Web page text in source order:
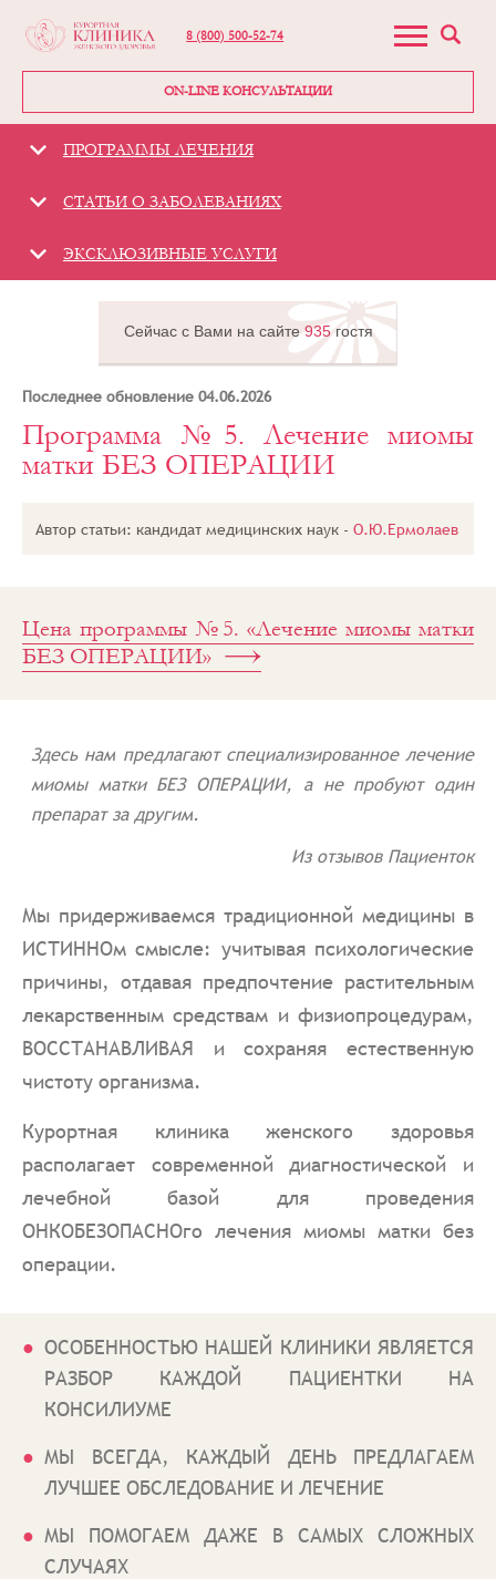
8 (800) 500-52-74
ON-LINE КОНСУЛЬТАЦИИ
ПРОГРАММЫ ЛЕЧЕНИЯ
СТАТЬИ О ЗАБОЛЕВАНИЯХ
ЭКСКЛЮЗИВНЫЕ УСЛУГИ
Сейчас с Вами на сайте935гостя
Последнее обновление 04.06.2026
Гинекологическая
клиника -
«Курортная
клиника женского
лечения
миомы
матки БЕЗ
ОПЕРАЦИИ
Программа №5. Лечение миомы
матки БЕЗ ОПЕРАЦИИ
Автор статьи: кандидат медицинских наук -О.Ю.Ермолаев
Цена программы №5. «Лечение миомы матки
БЕЗ ОПЕРАЦИИ»
Здесь нам предлагают специализированное лечение
миомы матки БЕЗ ОПЕРАЦИИ, а не пробуют один
препарат за другим.
Из отзывов Пациенток
Мы придерживаемся традиционной медицины в
ИСТИННОм смысле: учитывая психологические
причины, отдавая предпочтение растительным
лекарственным средствам и физиопроцедурам,
ВОССТАНАВЛИВАЯ и сохраняя естественную
чистоту организма.
Курортная клиника женского здоровья
располагает современной диагностической и
лечебной базой для проведения
ОНКОБЕЗОПАСНОго лечения миомы матки без
операции.
ОСОБЕННОСТЬЮ НАШЕЙ КЛИНИКИ ЯВЛЯЕТСЯ
РАЗБОР КАЖДОЙ ПАЦИЕНТКИ НА
КОНСИЛИУМЕ
МЫ ВСЕГДА, КАЖДЫЙ ДЕНЬ ПРЕДЛАГАЕМ
ЛУЧШЕЕ ОБСЛЕДОВАНИЕ И ЛЕЧЕНИЕ
МЫ ПОМОГАЕМ ДАЖЕ В САМЫХ СЛОЖНЫХ
СЛУЧАЯХ